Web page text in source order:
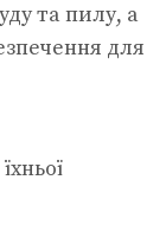
та пилу, а
для